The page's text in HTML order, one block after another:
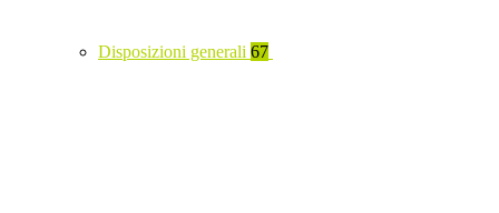
Disposizioni generali 67